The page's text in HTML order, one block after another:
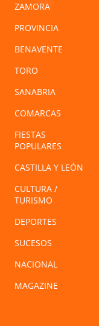
ZAMORA
PROVINCIA
BENAVENTE
TORO
SANABRIA
COMARCAS
FIESTAS
POPULARES
CASTILLA Y LEÓN
CULTURA /
TURISMO
DEPORTES
SUCESOS
NACIONAL
MAGAZINE